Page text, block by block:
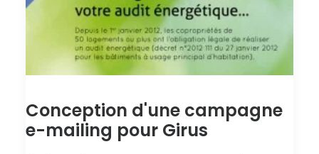
Conception d'une campagne
e-mailing pour Girus